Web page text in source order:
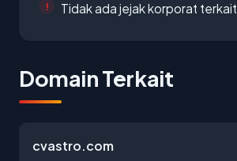
Tidak ada jejak korporat terkait
Domain Terkait
cvastro.com